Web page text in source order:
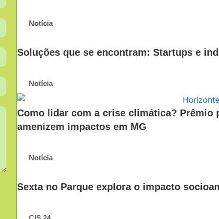
Notícia
Soluções que se encontram: Startups e
Notícia
Como lidar com a crise climática? Prêmio
amenizem impactos em MG
Notícia
Sexta no Parque explora o impacto